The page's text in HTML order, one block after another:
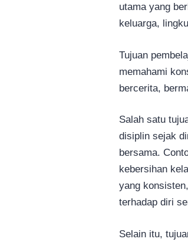
utama yang
keluarga,
Tujuan
memahami
bercerita,
Salah satu
disiplin sejak
bersama.
kebersihan
yang
terhadap diri
Selain itu,